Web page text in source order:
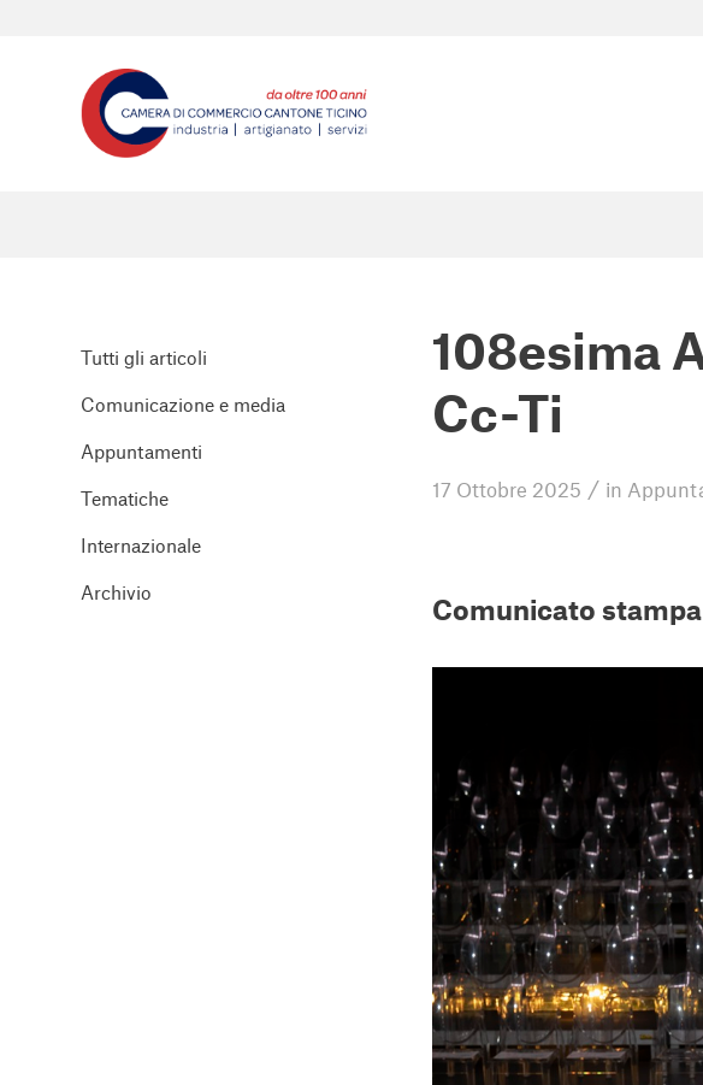
108esima
Cc-Ti
17 Ottobre 2025 / in
Comunicato stampa
Tutti gli articoli
Comunicazione e media
Appuntamenti
Tematiche
Internazionale
Archivio